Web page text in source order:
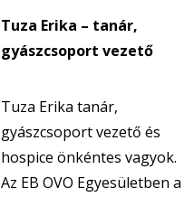
Tuza Erika – tanár,
gyászcsoport vezető
Tuza Erika tanár,
gyászcsoport vezető és
hospice önkéntes vagyok.
Az EB OVO Egyesületben a